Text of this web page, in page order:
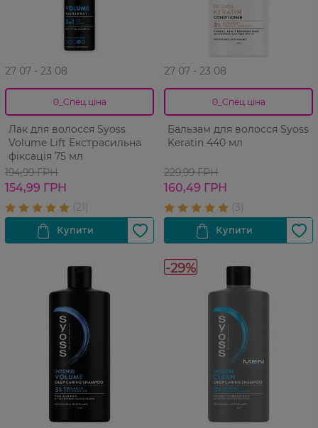
27 07 - 23 08
0_Спец.ціна
Лак для волосся Syoss
Volume Lift Екстрасильна
фіксація 75 мл
194,99 ГРН
154,99 ГРН
27 07 - 23 08
0_Спец.ціна
Бальзам для волосся Syoss
Keratin 440 мл
229,99 ГРН
160,49 ГРН
-29%